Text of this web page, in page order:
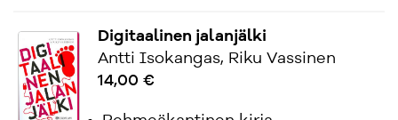
Digitaalinen jalanjälki
Antti Isokangas, Riku Vassinen
14,00 €